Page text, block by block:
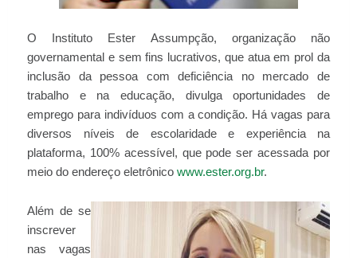
O Instituto Ester Assumpção, organização não
governamental e sem fins lucrativos, que atua em prol da
inclusão da pessoa com deficiência no mercado de
trabalho e na educação, divulga oportunidades de
emprego para indivíduos com a condição. Há vagas para
diversos níveis de escolaridade e experiência na
plataforma, 100% acessível, que pode ser acessada por
meio do endereço eletrônico www.ester.org.br.
Além de se
inscrever
nas vagas